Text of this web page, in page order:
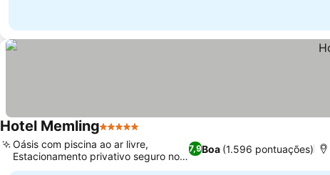
Hotel Memling5 Estrelas
7,9Boa (1.596 pontuações)
Oásis com piscina ao ar livre,
Estacionamento privativo seguro no
local